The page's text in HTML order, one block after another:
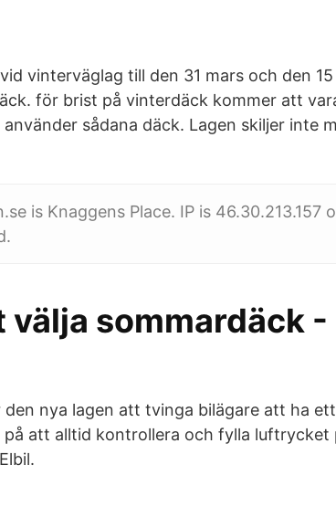
vinterväglag till den 31 mars och den
för brist på vinterdäck kommer att
sådana däck. Lagen skiljer inte
is Knaggens Place. IP is 46.30.213.157
välja sommardäck
nya lagen att tvinga bilägare att ha
att alltid kontrollera och fylla luftrycket